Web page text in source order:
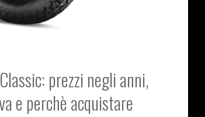
prezzi negli anni,
e perchè acquistare